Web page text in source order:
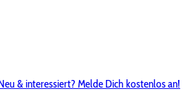
& interessiert? Melde Dich kostenlos an!